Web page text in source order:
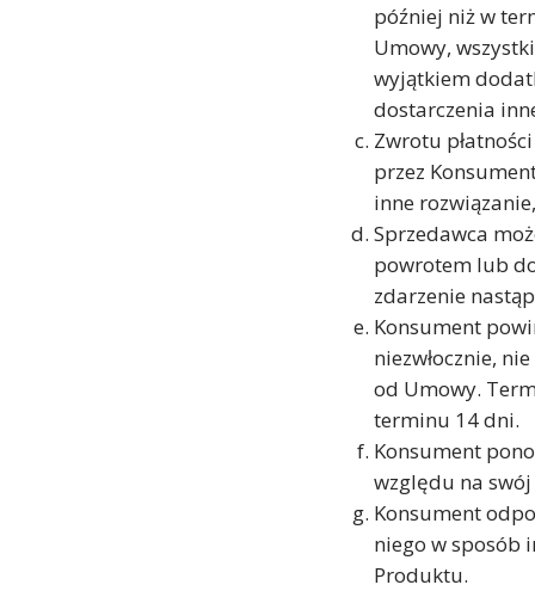
później niż w
Umowy,
wyjątkiem
dostarczenia
Zwrotu
przez
inne
Sprzedawca
powrotem lub
zdarzenie
Konsument
niezwłocznie,
od Umowy.
terminu 14 dni.
Konsument
względu na swój
Konsument
niego w sposób
Produktu.